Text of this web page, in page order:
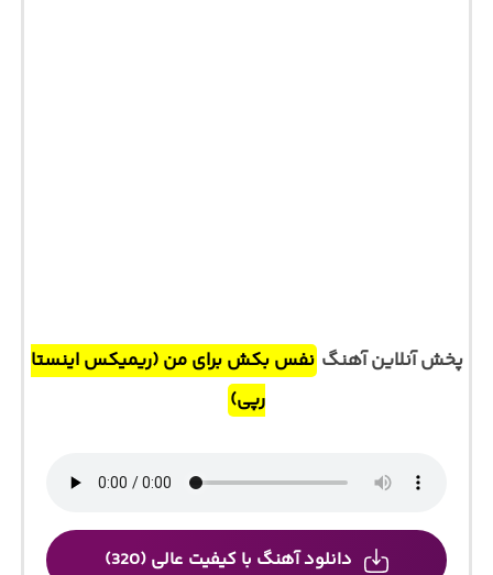
پخش آنلاین آهنگ نفس بکش برای من (ریمیکس اینستا
رپی)
دانلود آهنگ با کیفیت عالی (320)